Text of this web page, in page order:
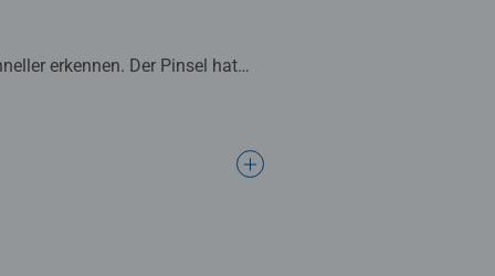
erkennen. Der Pinsel hat